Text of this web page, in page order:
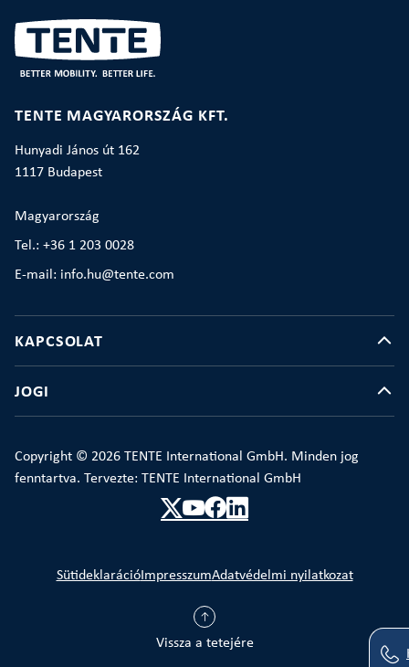
TENTE MAGYARORSZÁG KFT.
Hunyadi János út 162
1117 Budapest
Magyarország
Tel.: +36 1 203 0028
E-mail: info.hu@tente.com
KAPCSOLAT
JOGI
Copyright © 2026 TENTE International GmbH. Minden jog
fenntartva. Tervezte: TENTE International GmbH
Vissza a tetejére
SütideklarációImpresszumAdatvédelmi nyilatkozat